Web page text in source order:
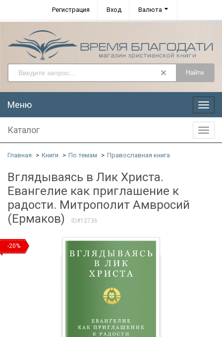
Регистрация Вход Валюта
Найти
Меню
Меню
Каталог
Главная Книги По темам Православная книга
Вглядываясь в Лик Христа.
Евангелие как приглашение к
радости. Митрополит Амвросий
(Ермаков)
ID#12736
-20%